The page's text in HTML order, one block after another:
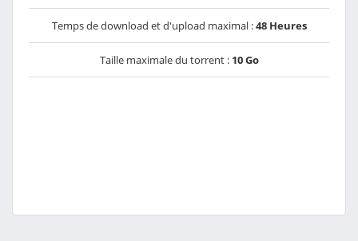
Temps de download et d'upload maximal :48 Heures
Taille maximale du torrent : 10 Go